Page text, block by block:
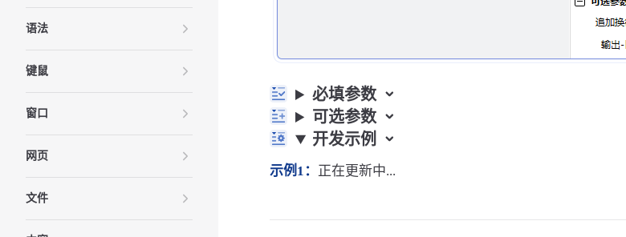
语法
键鼠
窗口
网页
文件
必填参数
可选参数
开发示例
示例1： 正在更新中...